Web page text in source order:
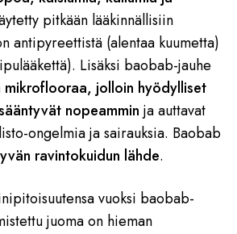
pitkään lääkinnällisiin
antipyreettistä (alentaa kuumetta)
Lisäksi baobab-jauhe
mikroflooraa, jolloin hyödylliset
nopeammin ja auttavat
ongelmia ja sairauksia. Baobab
ravintokuidun lähde.
vuoksi baobab-
juoma on hieman